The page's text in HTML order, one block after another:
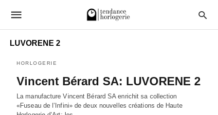
LUVORENE 2
HORLOGERIE
Vincent Bérard SA: LUVORENE 2
La manufacture Vincent Bérard SA enrichit sa collection
«Fuseau de l’Infini» de deux nouvelles créations de Haute